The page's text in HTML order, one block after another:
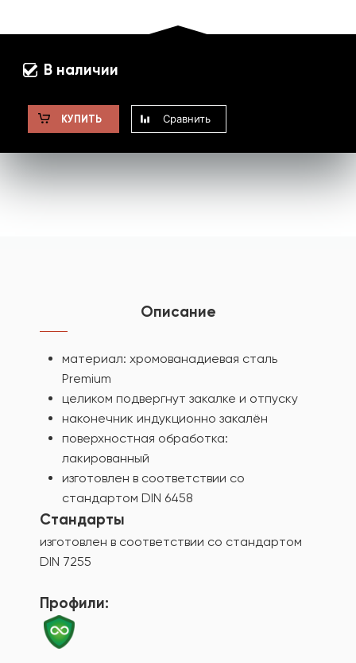
В наличии
КУПИТЬ Сравнить
Описание
материал: хромованадиевая сталь
Premium
целиком подвергнут закалке и отпуску
наконечник индукционно закалён
поверхностная обработка:
лакированный
изготовлен в соответствии со
стандартом DIN 6458
Стандарты
изготовлен в соответствии со стандартом
DIN 7255
Профили: